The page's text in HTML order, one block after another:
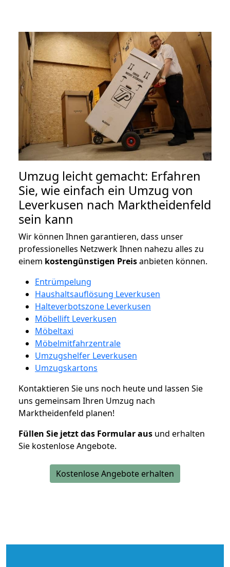
Umzug leicht gemacht: Erfahren
Sie, wie einfach ein Umzug von
Leverkusen nach Marktheidenfeld
sein kann
Wir können Ihnen garantieren, dass unser
professionelles Netzwerk Ihnen nahezu alles zu
einem kostengünstigen Preisanbieten können.
Entrümpelung
Haushaltsauflösung Leverkusen
Halteverbotszone Leverkusen
Möbellift Leverkusen
Möbeltaxi
Möbelmitfahrzentrale
Umzugshelfer Leverkusen
Umzugskartons
Kontaktieren Sie uns noch heute und lassen Sie
uns gemeinsam Ihren Umzug nach
Marktheidenfeld planen!
Füllen Sie jetzt das Formular aus und erhalten
Sie kostenlose Angebote.
Kostenlose Angebote erhalten